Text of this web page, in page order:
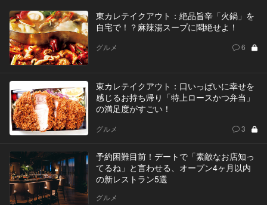
東カレテイクアウト：絶品旨辛「火鍋」を
自宅で！？麻辣湯スープに悶絶せよ！
グルメ 6
東カレテイクアウト：口いっぱいに幸せを
感じるお持ち帰り「特上ロースかつ弁当」
の満足度がすごい！
グルメ 3
予約困難目前！デートで「素敵なお店知っ
てるね」と言わせる、オープン4ヶ月以内
の新レストラン5選
グルメ